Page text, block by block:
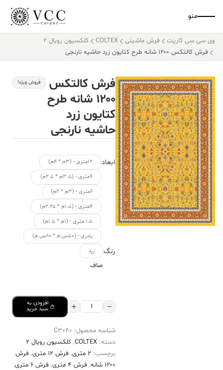
منو
وی سی سی کارپت فرش ماشینی COLTEX
کلکسیون رویال 2
فرش کالتکس ۱۲۰۰ شانه طرح کتایون زرد حاشیه نارنجی
فرش کالتکس
۱۲۰۰ شانه طرح
کتایون زرد
حاشیه نارنجی
فروش ویژه!
ابعاد
۱۲متری - (۳م * ۴م)
۹متری - (۳.۵م * ۲.۵م)
۶متری - (۳م * ۲م)
۴متری - (۱.۵م * ۲.۲۵م)
۱.۵ متری - (۱م * ۱.۵م)
پادری - (۵۰س.م * ۸۰س.م)
رنگ زرد
صاف
فرش
۱۲۰۰
طرح
افزودن به
سبد خرید
شناسه محصول: C3040
دسته: COLTEX
, کلکسیون رویال 2
برچسب: 2 متری , فرش 12 متری , فرش
۱۲۰۰ شانه
, فرش 4 متری , فرش 6 متری
,